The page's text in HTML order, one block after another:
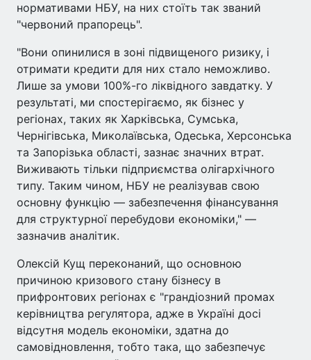
нормативами НБУ, на них стоїть так званий
"червоний прапорець".
"Вони опинилися в зоні підвищеного ризику, і
отримати кредити для них стало неможливо.
Лише за умови 100%-го ліквідного завдатку. У
результаті, ми спостерігаємо, як бізнес у
регіонах, таких як Харківська, Сумська,
Чернігівська, Миколаївська, Одеська, Херсонська
та Запорізька області, зазнає значних втрат.
Виживають тільки підприємства олігархічного
типу. Таким чином, НБУ не реалізував свою
основну функцію — забезпечення фінансування
для структурної перебудови економіки," —
зазначив аналітик.
Олексій Кущ переконаний, що основною
причиною кризового стану бізнесу в
прифронтових регіонах є "грандіозний промах
керівництва регулятора, адже в Україні досі
відсутня модель економіки, здатна до
самовідновлення, тобто така, що забезпечує